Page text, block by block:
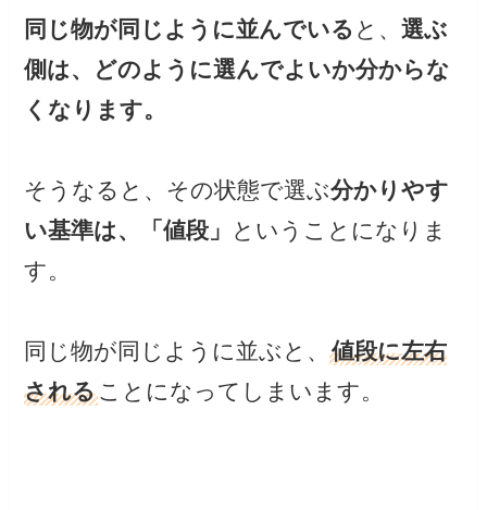
同じ物が同じように並んでいる と、選ぶ
側は、どのように選んでよいか分からな
くなります。
そうなると、その状態で選ぶ分かりやす
い基準は、「値段」
ということになりま
す。
同じ物が同じように並ぶと、値段に左右
されることになってしまいます。